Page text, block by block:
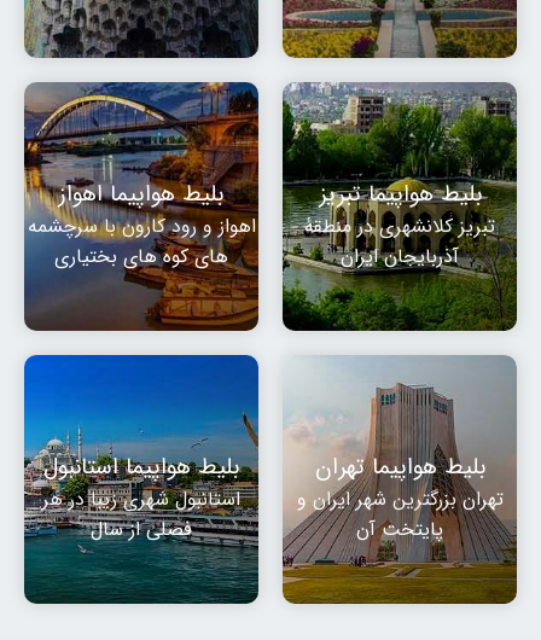
بلیط هواپیما تبریز
تبریز کلانشهری در منطقهٔ
آذربایجان ایران
بلیط هواپیما اهواز
اهواز و رود کارون با سرچشمه
های کوه های بختیاری
بلیط هواپیما تهران
تهران بزرگترین شهر ایران و
پایتخت آن
بلیط هواپیما استانبول
استانبول شهری زیبا در هر
فصلی از سال